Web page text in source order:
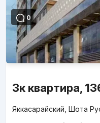
0
3к квартира,
Яккасарайский, Шота